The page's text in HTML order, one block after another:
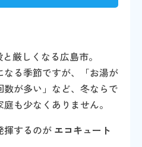
厳しくなる広島市。
る季節ですが、「お湯が
が多い」など、冬ならで
も少なくありません。
揮するのが エコキュート